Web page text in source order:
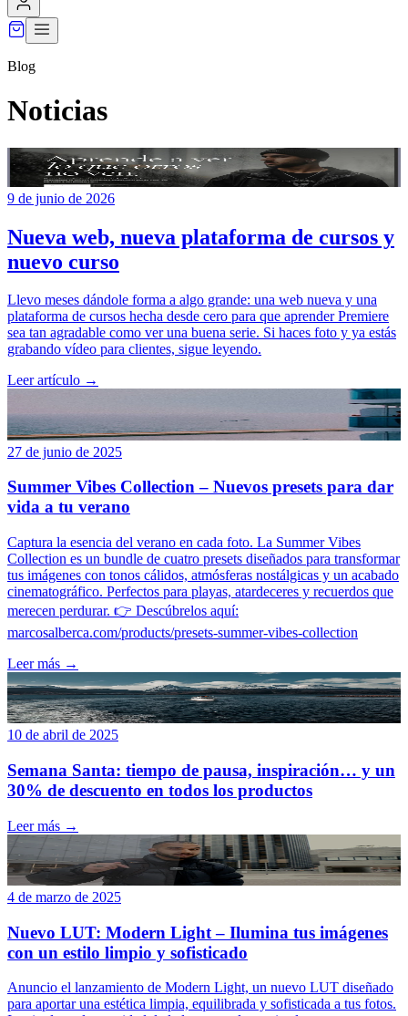
Blog
Noticias
9 de junio de 2026
Nueva web, nueva plataforma de cursos y
nuevo curso
Llevo meses dándole forma a algo grande: una web nueva y una
plataforma de cursos hecha desde cero para que aprender Premiere
sea tan agradable como ver una buena serie. Si haces foto y ya estás
grabando vídeo para clientes, sigue leyendo.
Leer artículo →
27 de junio de 2025
Summer Vibes Collection – Nuevos presets para dar
vida a tu verano
Captura la esencia del verano en cada foto. La Summer Vibes
Collection es un bundle de cuatro presets diseñados para transformar
tus imágenes con tonos cálidos, atmósferas nostálgicas y un acabado
cinematográfico. Perfectos para playas, atardeceres y recuerdos que
merecen perdurar. 👉 Descúbrelos aquí:
marcosalberca.com/products/presets-summer-vibes-collection
Leer más →
10 de abril de 2025
Semana Santa: tiempo de pausa, inspiración… y un
30% de descuento en todos los productos
Leer más →
4 de marzo de 2025
Nuevo LUT: Modern Light – Ilumina tus imágenes
con un estilo limpio y sofisticado
Anuncio el lanzamiento de Modern Light, un nuevo LUT diseñado
para aportar una estética limpia, equilibrada y sofisticada a tus fotos.